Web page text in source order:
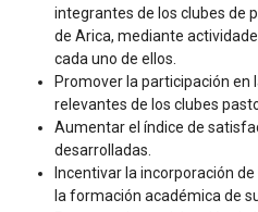
integrantes de los clubes de
de Arica, mediante
cada uno de ellos.
Promover la participación en
relevantes de los clubes
Aumentar el índice de
desarrolladas.
Incentivar la incorporación
la formación académica de